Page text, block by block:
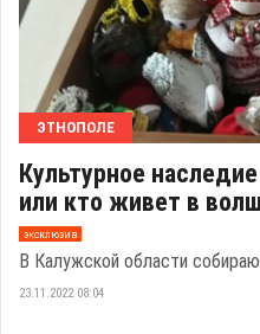
ЭТНОПОЛЕ
Культурное
или кто живет в
эксклюзив
В Калужской области
23.11.2022 08:04